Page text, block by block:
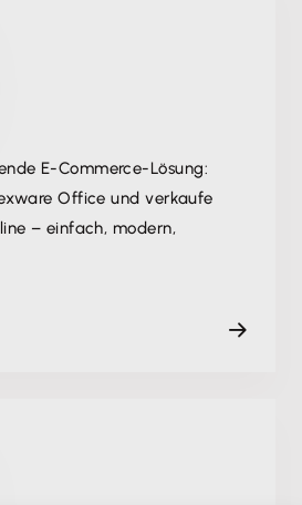
E-Commerce-Lösung:
Office und verkaufe
– einfach, modern,